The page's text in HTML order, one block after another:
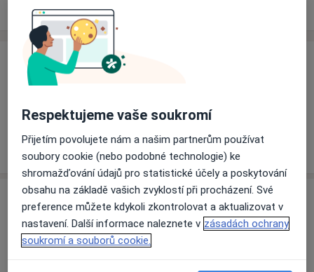
Ceník Adresy
Ceník
Informace o službách a cenách nejsou k dispozici
Tento specialista ještě nepřidával žádné informace o
Adresa
Zubní laboratoř
Cejl 99, Brno60200
Respektujeme vaše soukromí
Přijetím povolujete nám a našim partnerům používat
soubory cookie (nebo podobné technologie) ke
shromažďování údajů pro statistické účely a poskytování
obsahu na základě vašich zvyklostí při procházení. Své
preference můžete kdykoli zkontrolovat a aktualizovat v
nastavení. Další informace naleznete v zásadách ochrany
soukromí a souborů cookie.